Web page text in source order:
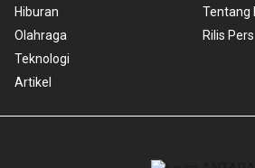
Hiburan
Olahraga
Teknologi
Artikel
Tentang
Rilis Pers